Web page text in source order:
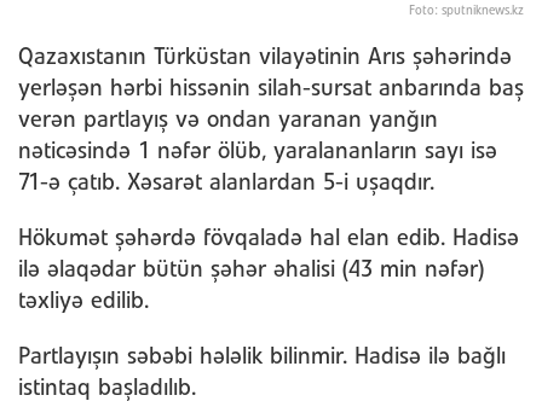
Foto: sputniknews.kz
Qazaxıstanın Türküstan vilayətinin Arıs şəhərində
yerləşən hərbi hissənin silah-sursat anbarında baş
verən partlayış və ondan yaranan yanğın
nəticəsində 1 nəfər ölüb, yaralananların sayı isə
71-ə çatıb. Xəsarət alanlardan 5-i uşaqdır.
Hökumət şəhərdə fövqaladə hal elan edib. Hadisə
ilə əlaqədar bütün şəhər əhalisi (43 min nəfər)
təxliyə edilib.
Partlayışın səbəbi hələlik bilinmir. Hadisə ilə bağlı
istintaq başladılıb.